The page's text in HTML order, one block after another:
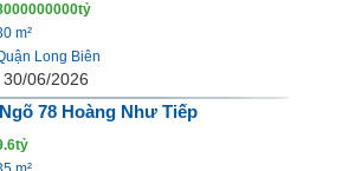
m²
Long Biên
30/06/2026
78 Hoàng Như Tiếp